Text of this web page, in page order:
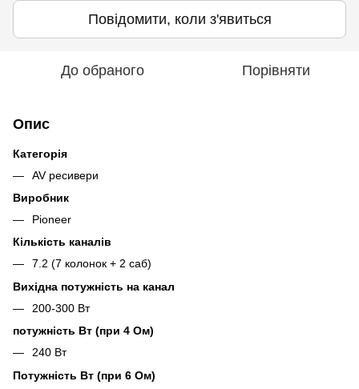
Повідомити, коли з'явиться
До обраного Порівняти
Опис
Категорія
AV ресивери
Виробник
Pioneer
Кількість каналів
7.2 (7 колонок + 2 саб)
Вихідна потужність на канал
200-300 Вт
потужність Вт (при 4 Ом)
240 Вт
Потужність Вт (при 6 Ом)